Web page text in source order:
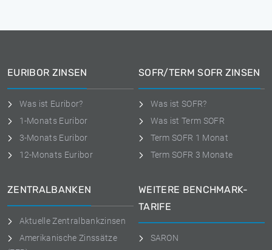
EURIBOR ZINSEN
Was ist Euribor?
1-Monats Euribor
3-Monats Euribor
12-Monats Euribor
SOFR/TERM SOFR ZINSEN
Was ist SOFR?
Was ist Term SOFR
Term SOFR 1 Monat
Term SOFR 3 Monate
ZENTRALBANKEN
Aktuelle Zentralbankzinsen
Amerikanische Zinssätze
WEITERE BENCHMARK-
TARIFE
SARON